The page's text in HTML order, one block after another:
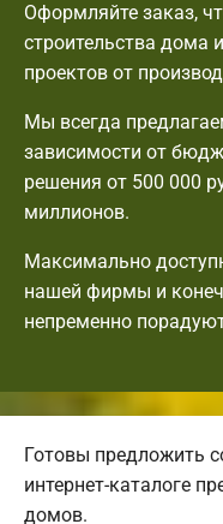
Оформляйте заказ,
строительства дома
проектов от
Мы всегда
зависимости от
решения от 500 000
миллионов.
Максимально
нашей фирмы и
непременно
Готовы предложить
интернет-каталоге
домов.